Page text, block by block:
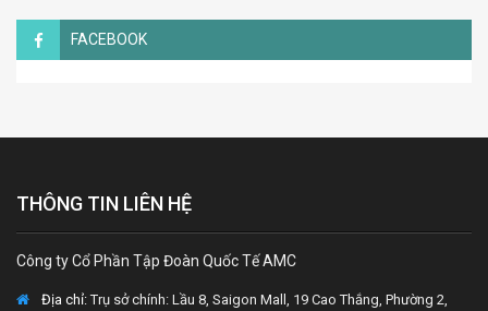
FACEBOOK
THÔNG TIN LIÊN HỆ
Công ty Cổ Phần Tập Đoàn Quốc Tế AMC
Địa chỉ:Trụ sở chính: Lầu 8, Saigon Mall, 19 Cao Thắng, Phường 2,